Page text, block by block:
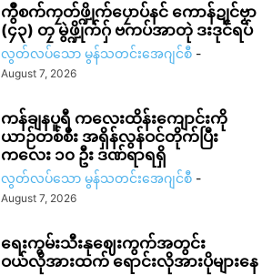
ကွဳစက်ကၠတ်ဖ္ဍိုက်ပၠောပ်နင် ကောန်ဍုင်ဗၟာ
(၄၃) တၠ မွဲဖ္ဍိုက်ဂှ် ဗကပ်အာတုဲ ဒးဒုင်ရပ်
လွတ်လပ်သော မွန်သတင်းအေဂျင်စီ -
August 7, 2026
ကန်ချနပူရီ ကလေးထိန်းကျောင်းကို
ယာဉ်တစ်စီး အရှိန်လွန်ဝင်တိုက်ပြီး
ကလေး ၁၀ ဦး ဒဏ်ရာရရှိ
လွတ်လပ်သော မွန်သတင်းအေဂျင်စီ -
August 7, 2026
ရေးကွမ်းသီးနုဈေးကွက်အတွင်း
ဝယ်လိုအားထက် ရောင်းလိုအားပိုများနေ